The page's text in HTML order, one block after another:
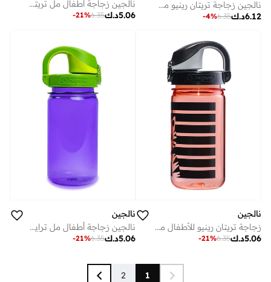
نالجين زجاجة تريتان رينيو مل بتصميم بتال مع بييت
د.ك6.12
6.35
-4%
نالجين زجاجة أطفال مل تريتان رينيو وردي باندا مستدام
د.ك5.06
6.35
-21%
نالجين
زجاجة تريتان رينيو للأطفال من نالجين يو إس إيه بسعة 350 مل من أورانج تايجر ساستين
د.ك5.06
6.35
-21%
نالجين
نالجين زجاجة أطفال مل ترايتان رينيو بنفسجي بغطاء سبراوت مستدام
د.ك5.06
6.35
-21%
1
2